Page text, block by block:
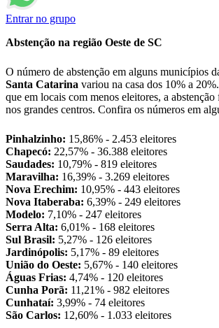
Entrar no grupo
Abstenção na região Oeste de SC
O número de abstenção em alguns municípios
Santa Catarina variou na casa dos 10% a
que em locais com menos eleitores, a
nos grandes centros. Confira os números em
Pinhalzinho: 15,86% - 2.453 eleitores
Chapecó: 22,57% - 36.388 eleitores
Saudades: 10,79% - 819 eleitores
Maravilha: 16,39% - 3.269 eleitores
Nova Erechim: 10,95% - 443 eleitores
Nova Itaberaba: 6,39% - 249 eleitores
Modelo: 7,10% - 247 eleitores
Serra Alta: 6,01% - 168 eleitores
Sul Brasil: 5,27% - 126 eleitores
Jardinópolis: 5,17% - 89 eleitores
União do Oeste: 5,67% - 140 eleitores
Águas Frias: 4,74% - 120 eleitores
Cunha Porã: 11,21% - 982 eleitores
Cunhataí: 3,99% - 74 eleitores
São Carlos: 12,60% - 1.033 eleitores